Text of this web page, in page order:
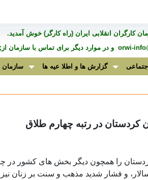
کارگران انقلابی ايران (راه کارگر) خوش آمديد.
orwi- و در موارد ديگر برای تماس با سازمان
اجتماعی گزارش ها و اطلا عیه ها سازمان
کردستان در رتبه چهارم طلاق
را همچون دیگر بخش های کشور در
و فشار شدید مذهب و سنت بر زنان